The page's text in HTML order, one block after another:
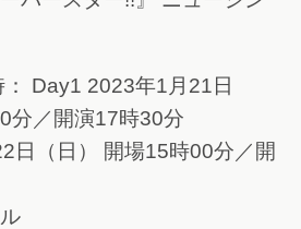
： Day1 2023年1月21日
分／開演17時30分
日（日） 開場15時00分／開